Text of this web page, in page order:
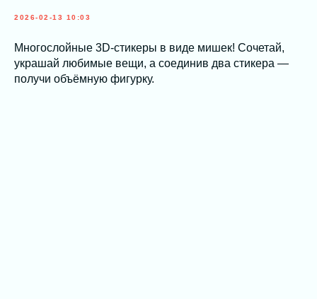
2026-02-13 10:03
Многослойные 3D-стикеры в виде мишек! Сочетай,
украшай любимые вещи, а соединив два стикера —
получи объёмную фигурку.